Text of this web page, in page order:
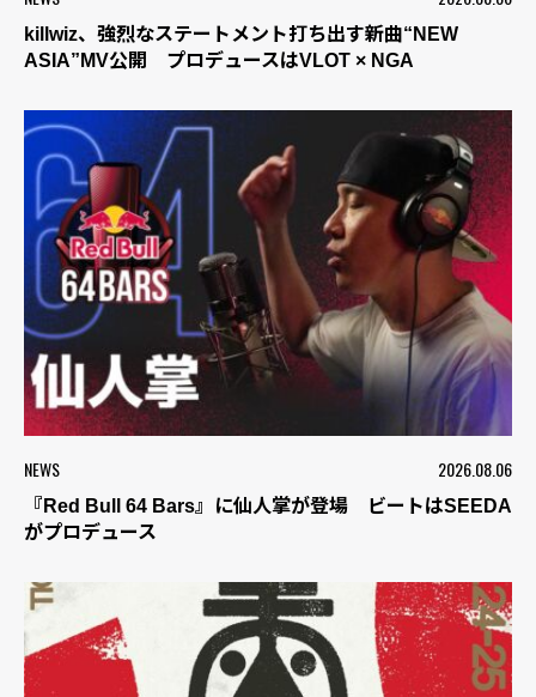
killwiz、強烈なステートメント打ち出す新曲“NEW
ASIA”MV公開 プロデュースはVLOT × NGA
NEWS 2026.08.06
『Red Bull 64 Bars』に仙人掌が登場 ビートはSEEDA
がプロデュース